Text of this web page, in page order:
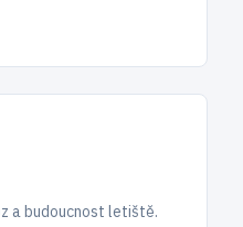
a budoucnost letiště.